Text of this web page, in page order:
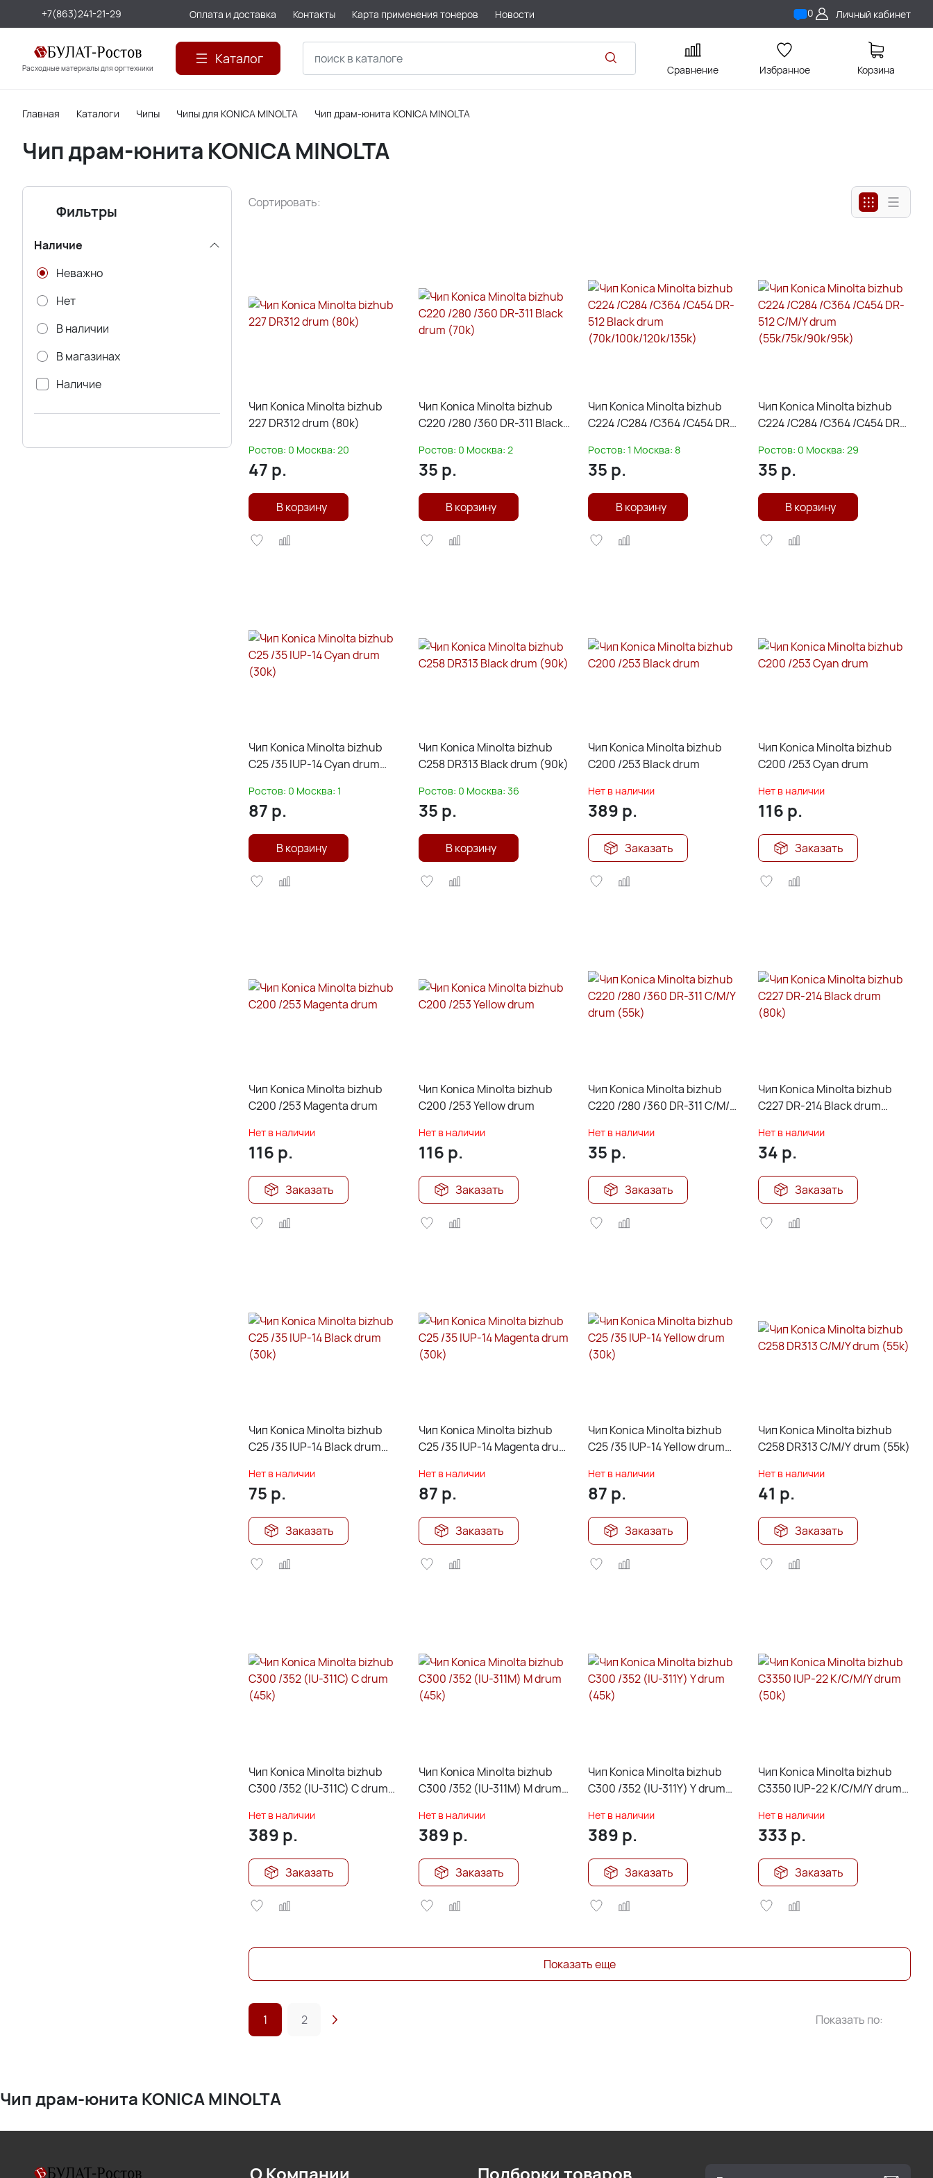
+7(863)241-21-29 Оплата и доставка Контакты Карта применения тонеров Новости 0 Личный кабинет
Расходные материалы для оргтехники
Каталог
Сравнение Избранное Корзина
Главная Каталоги Чипы Чипы для KONICA MINOLTA Чип драм-юнита KONICA MINOLTA
Чип драм-юнита KONICA MINOLTA
Фильтры
Наличие
Неважно
Нет
В наличии
В магазинах
Наличие
Через 3-5 дней
Сортировать:
Чип Konica Minolta bizhub
227 DR312 drum (80k)
Ростов: 0 Москва: 20
47 р.
В корзину
Чип Konica Minolta bizhub
C220 /280 /360 DR-311 Black
Ростов: 0 Москва: 2
35 р.
В корзину
Чип Konica Minolta bizhub
C224 /C284 /C364 /C454 DR-
(70k/100k/120k/135k)
Ростов: 1 Москва: 8
35 р.
В корзину
Чип Konica Minolta bizhub
C224 /C284 /C364 /C454 DR-
(55k/75k/90k/95k)
Ростов: 0 Москва: 29
35 р.
В корзину
Чип Konica Minolta bizhub
C25 /35 IUP-14 Cyan drum
Ростов: 0 Москва: 1
87 р.
В корзину
Чип Konica Minolta bizhub
C258 DR313 Black drum (90k)
Ростов: 0 Москва: 36
35 р.
В корзину
Чип Konica Minolta bizhub
C200 /253 Black drum
Нет в наличии
389 р.
Заказать
Чип Konica Minolta bizhub
C200 /253 Cyan drum
Нет в наличии
116 р.
Заказать
Чип Konica Minolta bizhub
C200 /253 Magenta drum
Нет в наличии
116 р.
Заказать
Чип Konica Minolta bizhub
C200 /253 Yellow drum
Нет в наличии
116 р.
Заказать
Чип Konica Minolta bizhub
C220 /280 /360 DR-311 C/M/Y
Нет в наличии
35 р.
Заказать
Чип Konica Minolta bizhub
C227 DR-214 Black drum
Нет в наличии
34 р.
Заказать
Чип Konica Minolta bizhub
C25 /35 IUP-14 Black drum
Нет в наличии
75 р.
Заказать
Чип Konica Minolta bizhub
C25 /35 IUP-14 Magenta drum
Нет в наличии
87 р.
Заказать
Чип Konica Minolta bizhub
C25 /35 IUP-14 Yellow drum
Нет в наличии
87 р.
Заказать
Чип Konica Minolta bizhub
C258 DR313 C/M/Y drum (55k)
Нет в наличии
41 р.
Заказать
Чип Konica Minolta bizhub
C300 /352 (IU-311C) C drum
Нет в наличии
389 р.
Заказать
Чип Konica Minolta bizhub
C300 /352 (IU-311M) M drum
Нет в наличии
389 р.
Заказать
Чип Konica Minolta bizhub
C300 /352 (IU-311Y) Y drum
Нет в наличии
389 р.
Заказать
Чип Konica Minolta bizhub
C3350 IUP-22 K/C/M/Y drum
Нет в наличии
333 р.
Заказать
Показать еще
1 2 Показать по:
Чип драм-юнита KONICA MINOLTA
О Компании Подборки товаров